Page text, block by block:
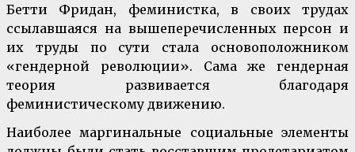
Бетти Фридан, феминистка, в своих трудах
ссылавшаяся на вышеперечисленных персон и
их труды по сути стала основоположником
«гендерной революции». Сама же гендерная
теория развивается благодаря
феминистическому движению.
Наиболее маргинальные социальные элементы